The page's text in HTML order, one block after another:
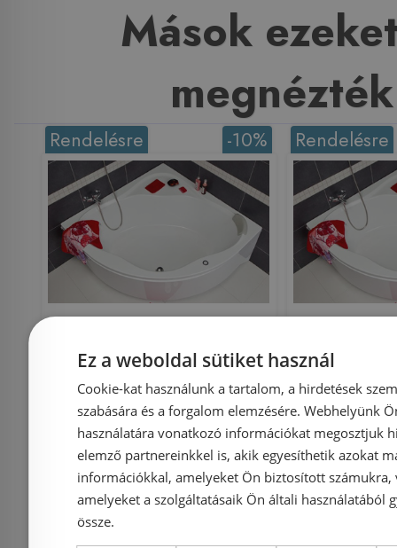
Mások
megnézték
-10%
Rendelésre
sarokkád C661000000
Azonosító: 146421
Cikkszám: C661000000
Rendelésre
sarokkád
Ez a weboldal sütiket használ
Cookie-kat használunk a tartalom, a hirdetések
szabására és a forgalom elemzésére. Webhelyünk
használatára vonatkozó információkat megosztjuk
elemző partnereinkkel is, akik egyesíthetik azokat
információkkal, amelyeket Ön biztosított számukra,
amelyeket a szolgáltatásaik Ön általi használatából
össze.